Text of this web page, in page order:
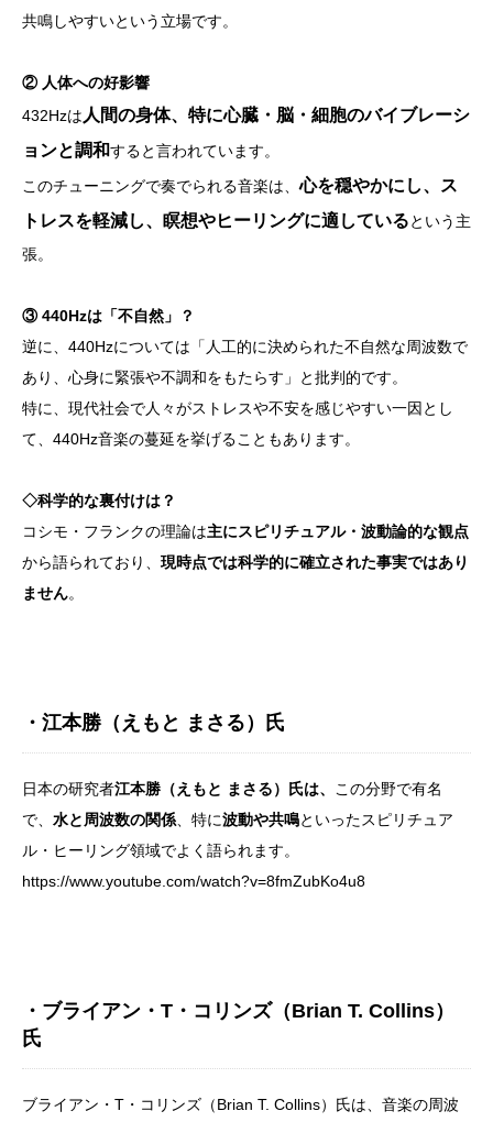
共鳴しやすいという立場です。
② 人体への好影響
432Hzは 人間の身体、特に心臓・脳・細胞のバイブレーシ
ョンと調和すると言われています。
このチューニングで奏でられる音楽は、心を穏やかにし、ス
トレスを軽減し、瞑想やヒーリングに適しているという主
張。
③ 440Hzは「不自然」？
逆に、440Hzについては「人工的に決められた不自然な周波数で
あり、心身に緊張や不調和をもたらす」と批判的です。
特に、現代社会で人々がストレスや不安を感じやすい一因とし
て、440Hz音楽の蔓延を挙げることもあります。
◇科学的な裏付けは？
コシモ・フランクの理論は主にスピリチュアル・波動論的な観点
から語られており、 現時点では科学的に確立された事実ではあり
ません。
・江本勝（えもと まさる）氏
日本の研究者江本勝（えもと まさる）氏は、
この分野で有名
で、 水と周波数の関係 、特に波動や共鳴といったスピリチュア
ル・ヒーリング領域でよく語られます。
https://www.youtube.com/watch?v=8fmZubKo4u8
・ブライアン・T・コリンズ（Brian T. Collins）
氏
ブライアン・T・コリンズ（Brian T. Collins）氏は、音楽の周波